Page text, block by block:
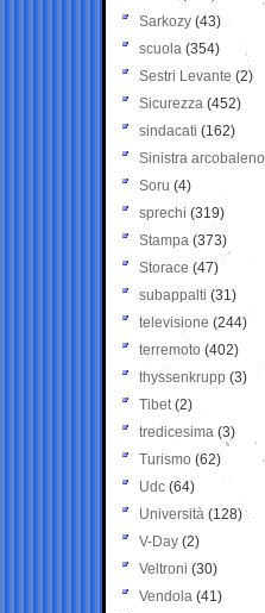
Sarkozy (43)
scuola (354)
Sestri Levante (2)
Sicurezza (452)
sindacati (162)
Sinistra arcobaleno
Soru (4)
sprechi (319)
Stampa (373)
Storace (47)
subappalti (31)
televisione(244)
terremoto (402)
thyssenkrupp (3)
Tibet(2)
tredicesima (3)
Turismo (62)
Udc (64)
Università (128)
V-Day (2)
Veltroni (30)
Vendola (41)